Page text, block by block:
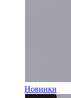
Новинки